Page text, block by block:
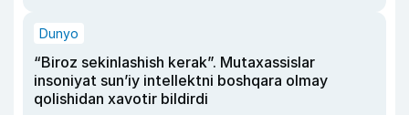
Dunyo
“Biroz sekinlashish kerak”. Mutaxassislar
insoniyat sun’iy intellektni boshqara olmay
qolishidan xavotir bildirdi